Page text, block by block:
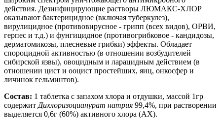
действия. Дезинфицирующие растворы ЛЮМАКС-ХЛОР
оказывают бактерицидное (включая туберкулез),
вирулицидное (противовирусное - грипп (всех видов), ОРВИ,
герпес и т.д.) и фунгицидное (противогрибковое - кандидозы,
дерматомикозы, плесневые грибки) эффекты. Обладает
спороцидной активностью (в отношении возбудителей
сибирской язвы), овоцидным и ларацидным действием (в
отношении цист и ооцист простейших, яиц, онкосфер и
личинок гельминтов).
Состав: 1 таблетка с запахом хлора и отдушки, массой 1гр
содержит Дихлоризоцианурат натрия 99,4%, при растворении
выделяется 0,6г (60%) активного хлора (АХ).